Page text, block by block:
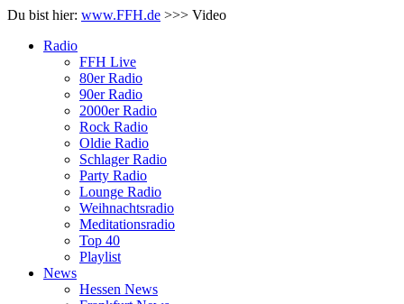
Du bist hier: www.FFH.de >>> Video
Radio
FFH Live
80er Radio
90er Radio
2000er Radio
Rock Radio
Oldie Radio
Schlager Radio
Party Radio
Lounge Radio
Weihnachtsradio
Meditationsradio
Top 40
Playlist
News
Hessen News